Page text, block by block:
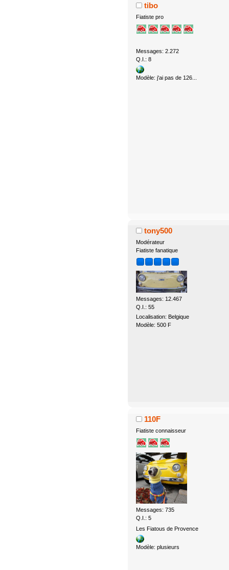
tibo
Fiatiste pro
Messages: 2.272
Q.I.: 8
Modèle: j'ai pas de 126...
tony500
Modérateur
Fiatiste fanatique
Messages: 12.467
Q.I.: 55
Localisation: Belgique
Modèle: 500 F
110F
Fiatiste connaisseur
Messages: 735
Q.I.: 5
Les Fiatous de Provence
Modèle: plusieurs